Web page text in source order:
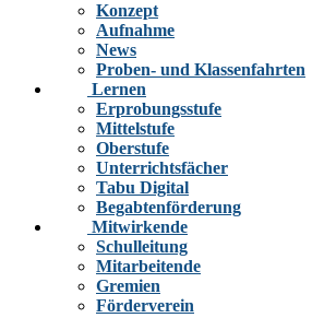
Konzept
Aufnahme
News
Proben- und Klassenfahrten
Lernen
Erprobungsstufe
Mittelstufe
Oberstufe
Unterrichtsfächer
Tabu Digital
Begabtenförderung
Mitwirkende
Schulleitung
Mitarbeitende
Gremien
Förderverein